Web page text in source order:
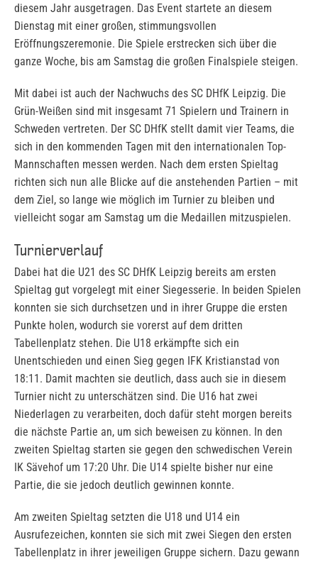
diesem Jahr ausgetragen. Das Event startete an diesem
Dienstag mit einer großen, stimmungsvollen
Eröffnungszeremonie. Die Spiele erstrecken sich über die
ganze Woche, bis am Samstag die großen Finalspiele steigen.
Mit dabei ist auch der Nachwuchs des SC DHfK Leipzig. Die
Grün-Weißen sind mit insgesamt 71 Spielern und Trainern in
Schweden vertreten. Der SC DHfK stellt damit vier Teams, die
sich in den kommenden Tagen mit den internationalen Top-
Mannschaften messen werden. Nach dem ersten Spieltag
richten sich nun alle Blicke auf die anstehenden Partien – mit
dem Ziel, so lange wie möglich im Turnier zu bleiben und
vielleicht sogar am Samstag um die Medaillen mitzuspielen.
Turnierverlauf
Dabei hat die U21 des SC DHfK Leipzig bereits am ersten
Spieltag gut vorgelegt mit einer Siegesserie. In beiden Spielen
konnten sie sich durchsetzen und in ihrer Gruppe die ersten
Punkte holen, wodurch sie vorerst auf dem dritten
Tabellenplatz stehen. Die U18 erkämpfte sich ein
Unentschieden und einen Sieg gegen IFK Kristianstad von
18:11. Damit machten sie deutlich, dass auch sie in diesem
Turnier nicht zu unterschätzen sind. Die U16 hat zwei
Niederlagen zu verarbeiten, doch dafür steht morgen bereits
die nächste Partie an, um sich beweisen zu können. In den
zweiten Spieltag starten sie gegen den schwedischen Verein
IK Sävehof um 17:20 Uhr. Die U14 spielte bisher nur eine
Partie, die sie jedoch deutlich gewinnen konnte.
Am zweiten Spieltag setzten die U18 und U14 ein
Ausrufezeichen, konnten sie sich mit zwei Siegen den ersten
Tabellenplatz in ihrer jeweiligen Gruppe sichern. Dazu gewann